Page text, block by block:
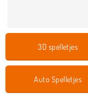
3D spelletjes
Auto Spelletjes